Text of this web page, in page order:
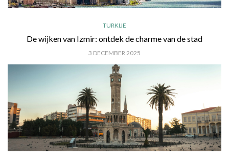
TURKIJE
De wijken van Izmir: ontdek de charme van de stad
3 DECEMBER 2025